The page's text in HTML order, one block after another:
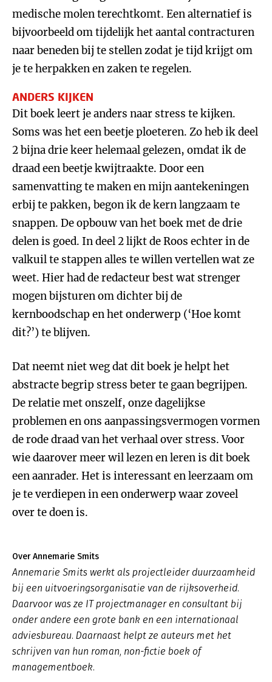
medische molen terechtkomt. Een alternatief is
bijvoorbeeld om tijdelijk het aantal contracturen
naar beneden bij te stellen zodat je tijd krijgt om
je te herpakken en zaken te regelen.
ANDERS KIJKEN
Dit boek leert je anders naar stress te kijken.
Soms was het een beetje ploeteren. Zo heb ik deel
2 bijna drie keer helemaal gelezen, omdat ik de
draad een beetje kwijtraakte. Door een
samenvatting te maken en mijn aantekeningen
erbij te pakken, begon ik de kern langzaam te
snappen. De opbouw van het boek met de drie
delen is goed. In deel 2 lijkt de Roos echter in de
valkuil te stappen alles te willen vertellen wat ze
weet. Hier had de redacteur best wat strenger
mogen bijsturen om dichter bij de
kernboodschap en het onderwerp (‘Hoe komt
dit?’) te blijven.
Dat neemt niet weg dat dit boek je helpt het
abstracte begrip stress beter te gaan begrijpen.
De relatie met onszelf, onze dagelijkse
problemen en ons aanpassingsvermogen vormen
de rode draad van het verhaal over stress. Voor
wie daarover meer wil lezen en leren is dit boek
een aanrader. Het is interessant en leerzaam om
je te verdiepen in een onderwerp waar zoveel
over te doen is.
Over Annemarie Smits
Annemarie Smits werkt als projectleider duurzaamheid
bij een uitvoeringsorganisatie van de rijksoverheid.
Daarvoor was ze IT projectmanager en consultant bij
onder andere een grote bank en een internationaal
adviesbureau. Daarnaast helpt ze auteurs met het
schrijven van hun roman, non-fictie boek of
managementboek.